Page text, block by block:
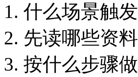
什么场景触发
先读哪些资料
按什么步骤做